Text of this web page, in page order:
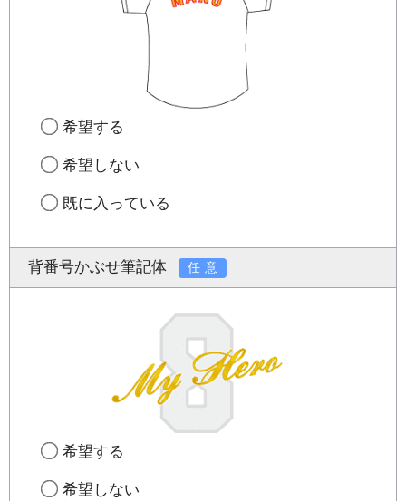
希望する
希望しない
既に入っている
背番号かぶせ筆記体 任意
希望する
希望しない